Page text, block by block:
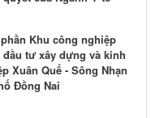
Khu công nghiệp
tư xây dựng và kinh
Xuân Quế - Sông Nhạn
Đồng Nai